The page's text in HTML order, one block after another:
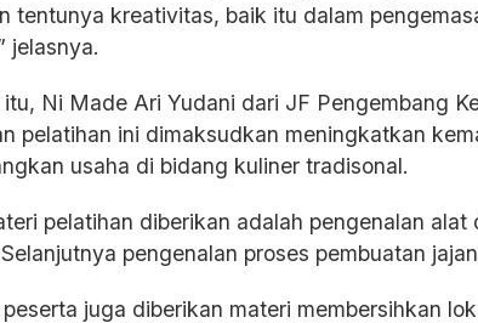
tentunya kreativitas, baik itu dalam
jelasnya.
Ni Made Ari Yudani dari JF Pengembang
pelatihan ini dimaksudkan meningkatkan
usaha di bidang kuliner tradisonal.
pelatihan diberikan adalah pengenalan
pengenalan proses pembuatan
peserta juga diberikan materi membersihkan